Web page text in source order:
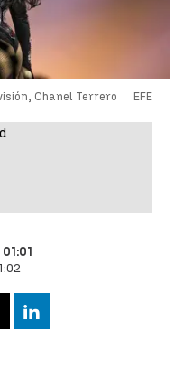
Chanel Terrero EFE
Linkedin